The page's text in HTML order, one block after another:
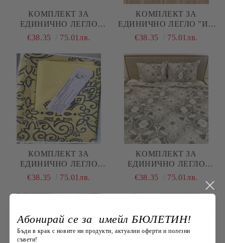
КОМПЛЕКТ ЗА
ЕДИНИЧНО ЛЕГЛО
"БЕЖОВИ ЦВЕТЯ"
€38.35 75.01лв.
КОМПЛЕКТ ЗА
ЕДИНИЧНО ЛЕГЛО "ИН
И ЯН"
€38.35 75.01лв.
КОМПЛЕКТ ЗА
ЕДИНИЧНО ЛЕГЛО
"ЖЪЛТИ ОРНАМЕНТИ"
€38.35 75.01лв.
КОМПЛЕКТ ЗА
ЕДИНИЧНО ЛЕГЛО
"ЧЕРНО И БЯЛО
€38.35 75.01лв.
Абонирай се за имейл БЮЛЕТИН!
Бъди в крак с новите ни продукти, актуални оферти и полезни
съвети!